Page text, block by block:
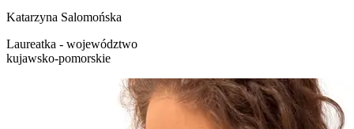
Katarzyna Salomońska
Laureatka - województwo
kujawsko-pomorskie